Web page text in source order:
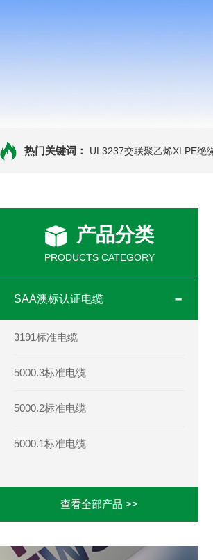
热门关键词： UL3237交联聚乙烯XLPE绝
产品分类
PRODUCTS CATEGORY
SAA澳标认证电缆
3191标准电缆
5000.3标准电缆
5000.2标准电缆
5000.1标准电缆
查看全部产品 >>